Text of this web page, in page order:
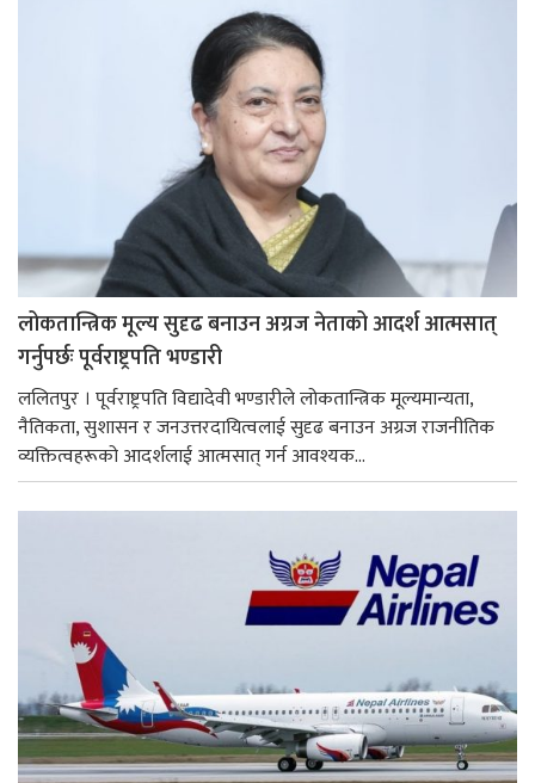
लोकतान्त्रिक मूल्य सुदृढ बनाउन अग्रज नेताको आदर्श आत्मसात्
गर्नुपर्छः पूर्वराष्ट्रपति भण्डारी
ललितपुर । पूर्वराष्ट्रपति विद्यादेवी भण्डारीले लोकतान्त्रिक मूल्यमान्यता,
नैतिकता, सुशासन र जनउत्तरदायित्वलाई सुदृढ बनाउन अग्रज राजनीतिक
व्यक्तित्वहरूको आदर्शलाई आत्मसात् गर्न आवश्यक...